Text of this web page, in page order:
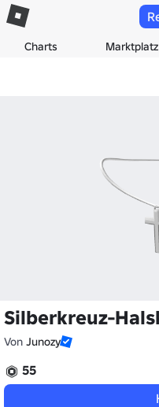
Charts Marktplatz
Silberkreuz-
Von Junozy
55